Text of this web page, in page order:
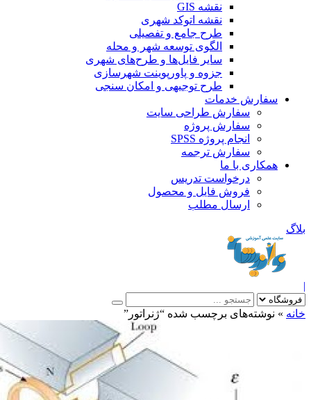
نقشه GIS
نقشه اتوکد شهری
طرح جامع و تفصیلی
الگوی توسعه شهر و محله
سایر فایل‌ها و طرح‌های شهری
جزوه و پاورپوینت شهرسازی
طرح توجیهی و امکان سنجی
سفارش خدمات
سفارش طراحی سایت
سفارش پروژه
انجام پروژه SPSS
سفارش ترجمه
همکاری با ما
درخواست تدریس
فروش فایل و محصول
ارسال مطلب
»نوشته‌های برچسب شده “ژنراتور”